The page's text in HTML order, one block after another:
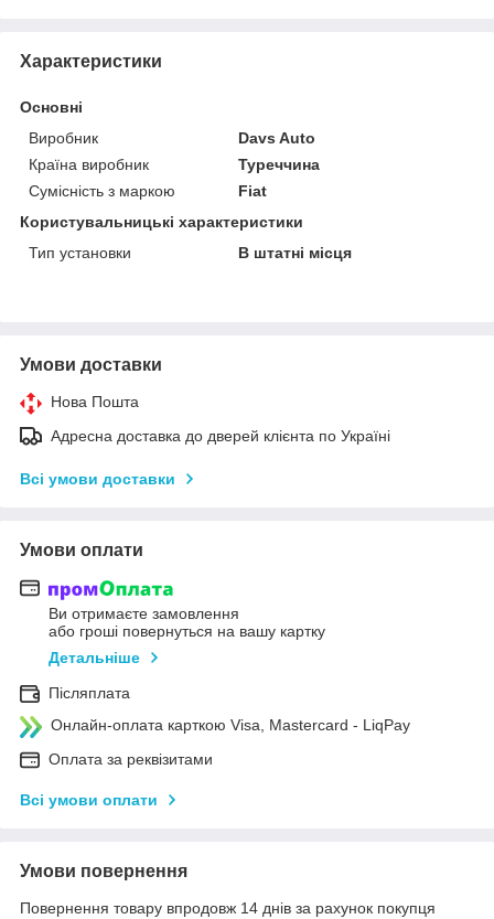
Характеристики
Основні
Виробник
Davs Auto
Країна виробник
Туреччина
Сумісність з маркою
Fiat
Користувальницькі характеристики
Тип установки
В штатні місця
Умови доставки
Нова Пошта
Адресна доставка до дверей клієнта по Україні
Всі умови доставки
Умови оплати
Ви отримаєте замовлення
або гроші повернуться на вашу картку
Детальніше
Післяплата
Онлайн-оплата карткою Visa, Mastercard - LiqPay
Оплата за реквізитами
Всі умови оплати
Умови повернення
Повернення товару впродовж 14 днів за рахунок покупця